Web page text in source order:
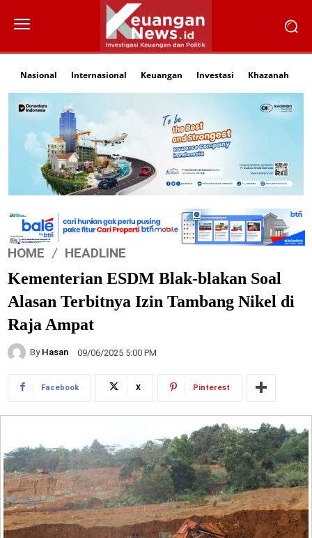
Nasional Internasional Keuangan Investasi Khazanah
HOME HEADLINE
Kementerian ESDM Blak-blakan Soal
Alasan Terbitnya Izin Tambang Nikel di
Raja Ampat
By Hasan 09/06/2025 5:00 PM
Facebook X Pinterest